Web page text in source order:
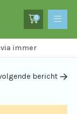
0
immer
bericht